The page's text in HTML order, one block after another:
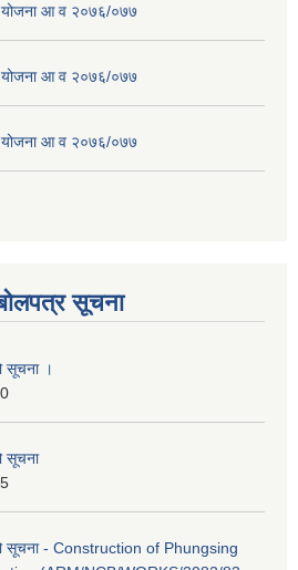
योजना आ व २०७६/०७७
योजना आ व २०७६/०७७
योजना आ व २०७६/०७७
सूचना
सूचना ।
सूचना
सूचना - Construction of Phungsing